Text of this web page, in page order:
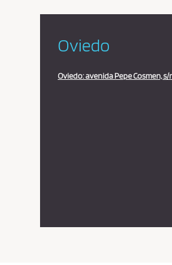
Oviedo
Oviedo: avenida Pepe Cosmen, s/